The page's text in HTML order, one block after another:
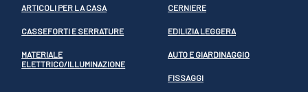
ARTICOLI PER LA CASA CERNIERE
CASSEFORTI E SERRATURE EDILIZIA LEGGERA
MATERIALE
ELETTRICO/ILLUMINAZIONE
AUTO E GIARDINAGGIO
FISSAGGI